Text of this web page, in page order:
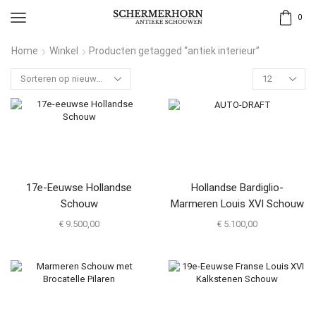
0
Home Winkel Producten getagged “antiek interieur”
17e-Eeuwse Hollandse
Schouw
€ 9.500,00
Hollandse Bardiglio-
Marmeren Louis XVI Schouw
€ 5.100,00